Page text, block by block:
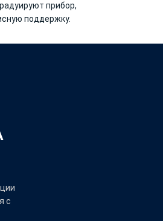
прибор,
поддержку.
с